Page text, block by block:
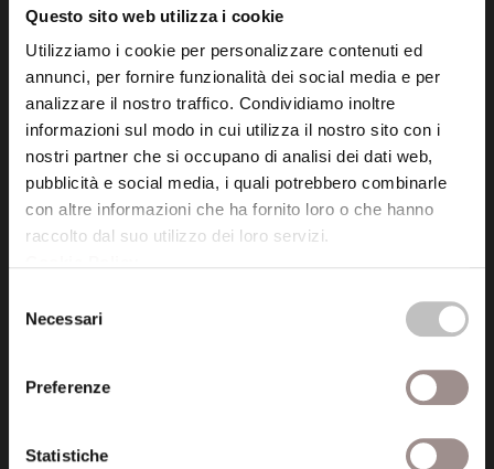
Questo sito web utilizza i cookie
Utilizziamo i cookie per personalizzare contenuti ed
annunci, per fornire funzionalità dei social media e per
analizzare il nostro traffico. Condividiamo inoltre
informazioni sul modo in cui utilizza il nostro sito con i
nostri partner che si occupano di analisi dei dati web,
pubblicità e social media, i quali potrebbero combinarle
con altre informazioni che ha fornito loro o che hanno
raccolto dal suo utilizzo dei loro servizi.
delNecessari
Preferenze
Statistiche
Fondazione Collegio San Carlo
Via San Carlo 5
41121 Modena (MO)
P.I. 00641060363
tel. 059.421211
info@fondazionesancarlo.it
fondazionecollegiosancarlo@legalmail.it